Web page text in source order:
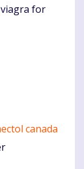
viagra for
canada